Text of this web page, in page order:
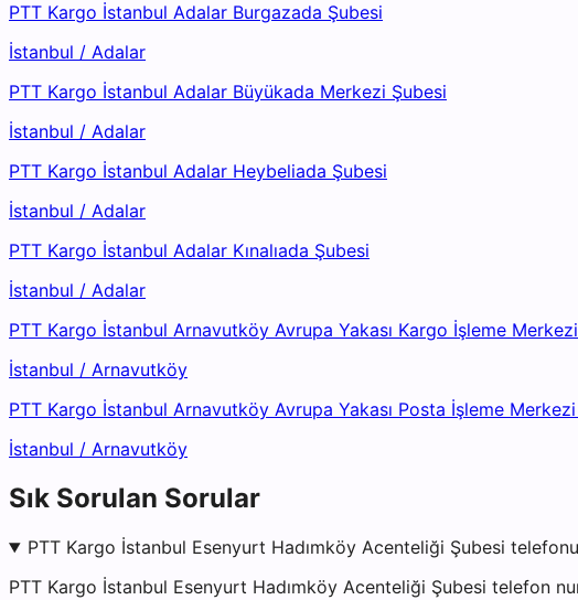
PTT Kargo İstanbul Adalar Burgazada Şubesi
İstanbul / Adalar
PTT Kargo İstanbul Adalar Büyükada Merkezi Şubesi
İstanbul / Adalar
PTT Kargo İstanbul Adalar Heybeliada Şubesi
İstanbul / Adalar
PTT Kargo İstanbul Adalar Kınalıada Şubesi
İstanbul / Adalar
PTT Kargo İstanbul Arnavutköy Avrupa Yakası Kargo İşleme
İstanbul / Arnavutköy
PTT Kargo İstanbul Arnavutköy Avrupa Yakası Posta İşleme
İstanbul / Arnavutköy
Sık Sorulan Sorular
PTT Kargo İstanbul Esenyurt Hadımköy Acenteliği Şubesi
PTT Kargo İstanbul Esenyurt Hadımköy Acenteliği Şubesi telefon